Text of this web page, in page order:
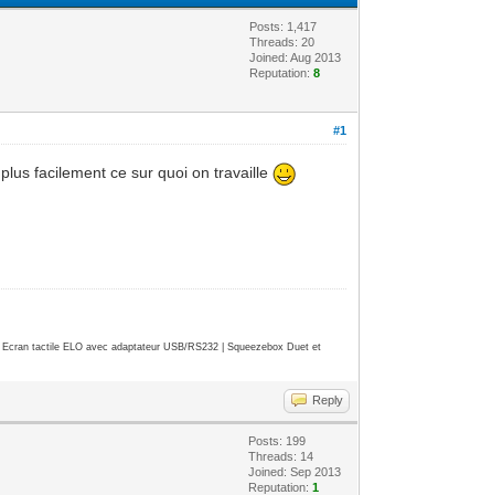
Posts: 1,417
Threads: 20
Joined: Aug 2013
Reputation:8
#1
facilement ce sur quoi on travaille
tactile ELO avec adaptateur USB/RS232 | Squeezebox Duet et
Reply
Posts: 199
Threads: 14
Joined: Sep 2013
Reputation:1